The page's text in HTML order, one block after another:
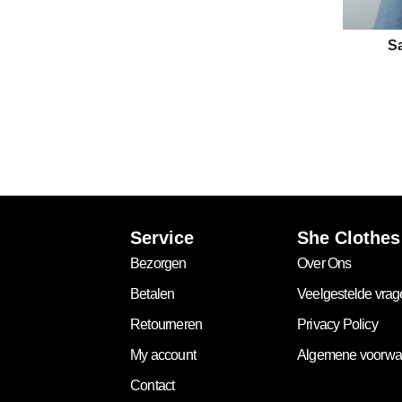
Service
Bezorgen
Betalen
Retourneren
My account
Contact
She Clothes
Over Ons
Veelgestelde
Privacy Policy
Algemene